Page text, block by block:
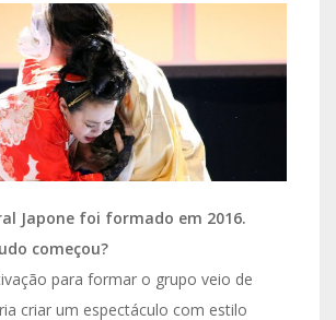
Japone foi formado em 2016.
começou?
para formar o grupo veio de
criar um espectáculo com estilo